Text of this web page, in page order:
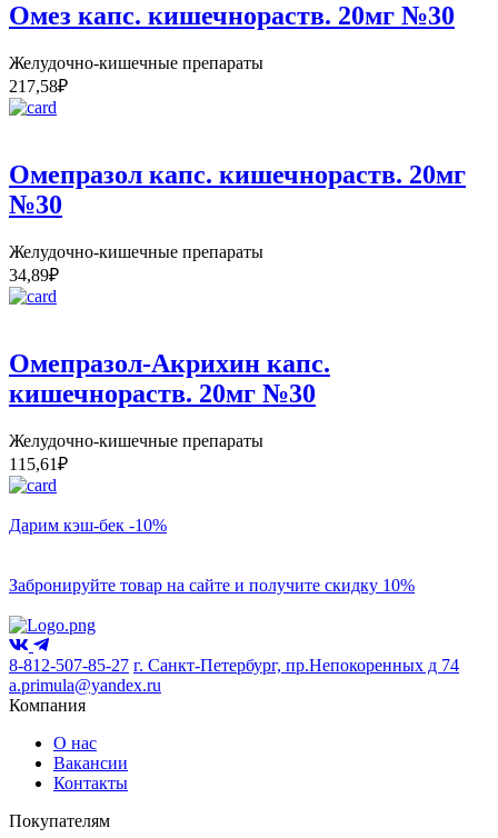
Омез капс. кишечнораств. 20мг №30
Желудочно-кишечные препараты
217,58₽
Омепразол капс. кишечнораств. 20мг
№30
Желудочно-кишечные препараты
34,89₽
Омепразол-Акрихин капс.
кишечнораств. 20мг №30
Желудочно-кишечные препараты
115,61₽
Дарим кэш-бек -10%
Забронируйте товар на сайте и получите скидку 10%
8-812-507-85-27 г. Санкт-Петербург, пр.Непокоренных д 74
a.primula@yandex.ru
Компания
О нас
Вакансии
Контакты
Покупателям